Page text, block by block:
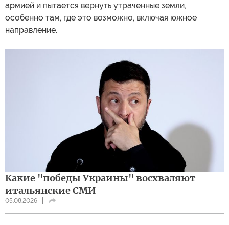
армией и пытается вернуть утраченные земли,
особенно там, где это возможно, включая южное
направление.
Какие "победы Украины" восхваляют
итальянские СМИ
05.08.2026